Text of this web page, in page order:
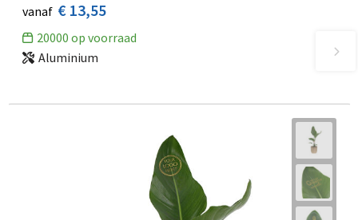
vanaf € 13,55
20000 op voorraad
Aluminium